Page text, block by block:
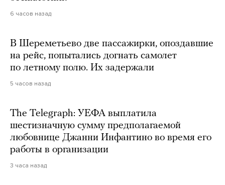
6 часов назад
В Шереметьево две пассажирки, опоздавшие
на рейс, попытались догнать самолет
по летному полю. Их задержали
5 часов назад
The Telegraph: УЕФА выплатила
шестизначную сумму предполагаемой
любовнице Джанни Инфантино во время его
работы в организации
3 часа назад